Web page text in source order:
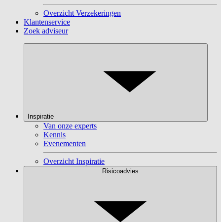
Overzicht Verzekeringen
Klantenservice
Zoek adviseur
Inspiratie
Van onze experts
Kennis
Evenementen
Overzicht Inspiratie
Risicoadvies